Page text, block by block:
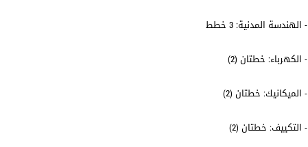
- الهندسة المدنية: 3 خطط
- الكهرباء: خطتان (2)
- الميكانيك: خطتان (2)
- التكييف: خطتان (2)